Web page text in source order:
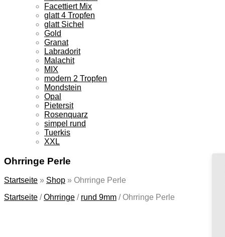
Facettiert Mix
glatt 4 Tropfen
glatt Sichel
Gold
Granat
Labradorit
Malachit
MIX
modern 2 Tropfen
Mondstein
Opal
Pietersit
Rosenquarz
simpel rund
Tuerkis
XXL
Ohrringe Perle
Startseite » Shop » Ohrringe Perle
Startseite /Ohrringe / rund 9mm /Ohrringe Perle